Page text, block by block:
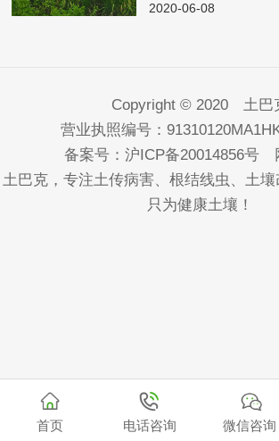
2020-06-08
Copyright © 2020 土巴
营业执照编号：
备案号： 沪ICP备20014856号
土巴克，专注土传病害、根结线虫、土壤
只为健康土壤！
首页 电话咨询 微信咨询